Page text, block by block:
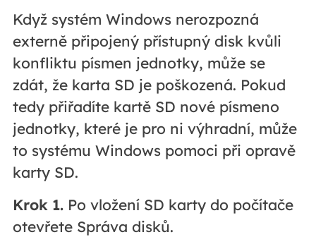
Když systém Windows nerozpozná
externě připojený přístupný disk kvůli
konfliktu písmen jednotky, může se
zdát, že karta SD je poškozená. Pokud
tedy přiřadíte kartě SD nové písmeno
jednotky, které je pro ni výhradní, může
to systému Windows pomoci při opravě
karty SD.
Krok 1.Po vložení SD karty do počítače
otevřete Správa disků.